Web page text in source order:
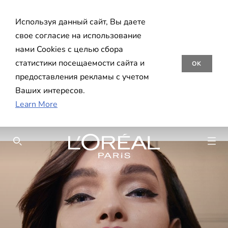
Используя данный сайт, Вы даете
свое согласие на использование
нами Cookies с целью сбора
статистики посещаемости сайта и
предоставления рекламы с учетом
Ваших интересов.
Learn More
OK
SEARCH THIS SITE